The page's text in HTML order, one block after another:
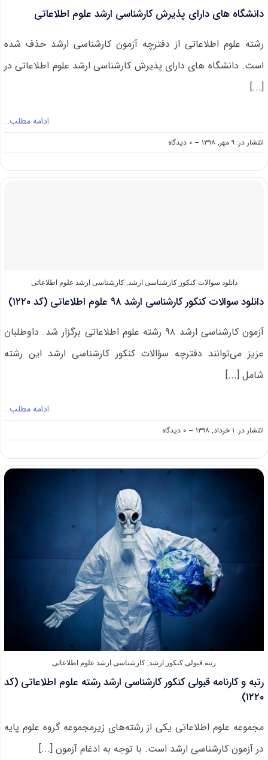
دانشگاه های دارای پذیرش کارشناسی ارشد علوم اطلاعاتی
رشته علوم اطلاعاتی از دفترچه آزمون کارشناسی ارشد حذف شده
است. دانشگاه های دارای پذیرش کارشناسی ارشد علوم اطلاعاتی در
[...]
ادامه مطلب…
انتشار در: ۹ مهر, ۱۳۹۸ -- ۰ دیدگاه
on
دانشگاه
دارای
دانلود سوالات کنکور کارشناسی ارشد,کارشناسی ارشد علوم اطلاعاتی
دانلود سوالات کنکور کارشناسی ارشد ۹۸ علوم اطلاعاتی (کد ۱۲۲۰)
آزمون کارشناسی ارشد ۹۸ رشته علوم اطلاعاتی برگزار شد. داوطلبان
عزیز می‌توانند دفترچه سؤالات کنکور کارشناسی ارشد این رشته
شامل [...]
ادامه مطلب…
انتشار در: ۱ خرداد, ۱۳۹۸ -- ۰ دیدگاه
on
دانلود
کنکور
اطلاعاتی
(کد
۱۲۲۰)
رتبه قبولی کنکور ارشد, کارشناسی ارشد علوم اطلاعاتی
رتبه و کارنامه قبولی کنکور کارشناسی ارشد رشته علوم اطلاعاتی (کد
۱۲۲۰)
مجموعه علوم اطلاعاتی یکی از رشته‌های زیرمجموعه گروه علوم پایه
در آزمون کارشناسی ارشد است. با توجه به ادغام آزمون [...]